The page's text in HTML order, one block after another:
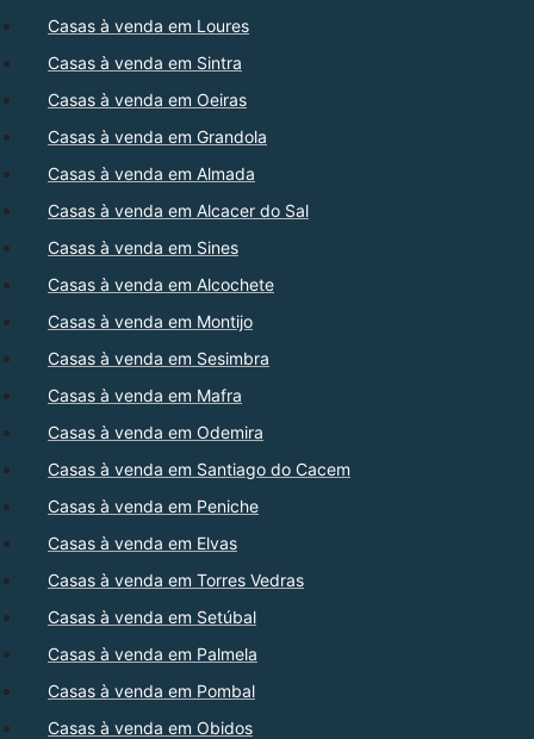
Casas à venda em Loures
Casas à venda em Sintra
Casas à venda em Oeiras
Casas à venda em Grandola
Casas à venda em Almada
Casas à venda em Alcacer do Sal
Casas à venda em Sines
Casas à venda em Alcochete
Casas à venda em Montijo
Casas à venda em Sesimbra
Casas à venda em Mafra
Casas à venda em Odemira
Casas à venda em Santiago do Cacem
Casas à venda em Peniche
Casas à venda em Elvas
Casas à venda em Torres Vedras
Casas à venda em Setúbal
Casas à venda em Palmela
Casas à venda em Pombal
Casas à venda em Obidos